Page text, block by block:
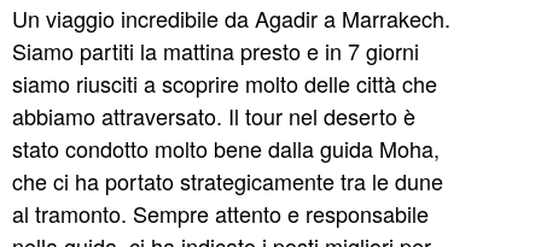
Un viaggio incredibile da Agadir a Marrakech.
Siamo partiti la mattina presto e in 7 giorni
siamo riusciti a scoprire molto delle città che
abbiamo attraversato. Il tour nel deserto è
stato condotto molto bene dalla guida Moha,
che ci ha portato strategicamente tra le dune
al tramonto. Sempre attento e responsabile